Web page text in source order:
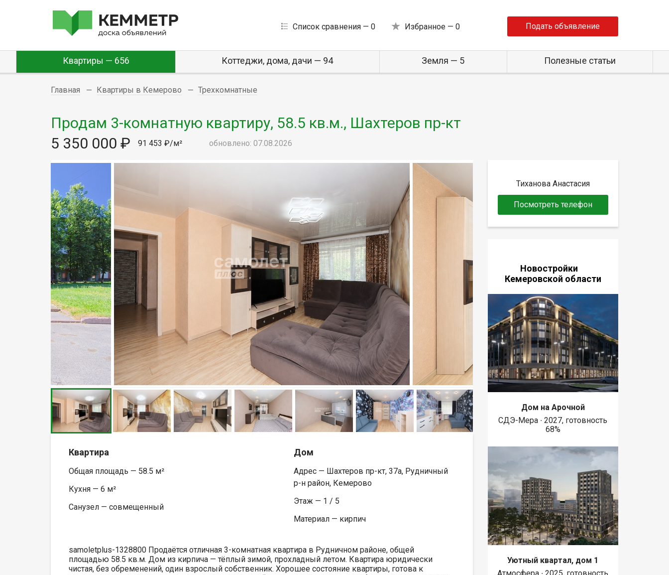
Список сравнения — 0 Избранное — 0 Подать объявление
Квартиры — 656 Коттеджи, дома, дачи — 94 Земля — 5 Полезные статьи
Главная Квартиры в Кемерово Трехкомнатные
Продам 3-комнатную квартиру, 58.5 кв.м., Шахтеров пр-кт
5 350 000 ₽
91 453 ₽/м² обновлено: 07.08.2026
Квартира
Общая площадь — 58.5 м²
Кухня — 6 м²
Санузел — совмещенный
Дом
Адрес — Шахтеров пр-кт, 37а, Рудничный
р-н район, Кемерово
Этаж — 1 / 5
Материал — кирпич
samoletplus-1328800 Продаётся отличная 3-комнатная квартира в Рудничном районе, общей
площадью 58.5 кв.м. Дом из кирпича — тёплый зимой, прохладный летом. Квартира юридически
чистая, без обременений, один взрослый собственник. Хорошее состояние квартиры, готова к
Тиханова Анастасия
Посмотреть телефон
Новостройки
Кемеровской области
Дом на Арочной
СДЭ-Мера ∙ 2027, готовность
68%
Уютный квартал, дом 1